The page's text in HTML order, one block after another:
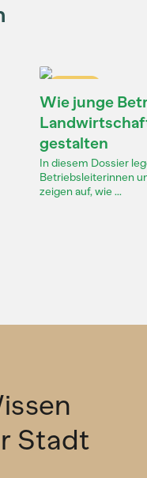
Wie junge
gestalten
In diesem Dossier
Betriebsleiterinnen
zeigen auf, wie ...
Stadt